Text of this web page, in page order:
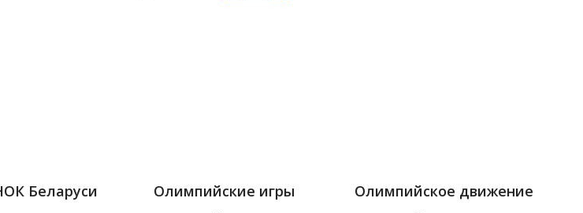
Беларуси
Олимпийские игры
Олимпийское движение